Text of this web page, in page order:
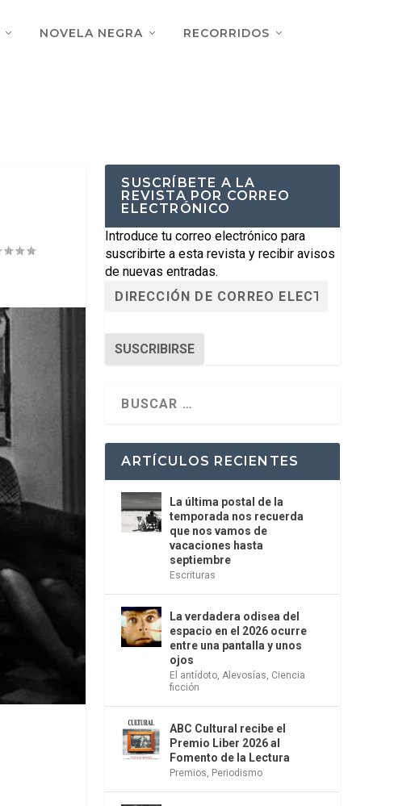
NOVELA NEGRA RECORRIDOS
SUSCRÍBETE A LA
REVISTA POR CORREO
ELECTRÓNICO
Introduce tu correo electrónico para
suscribirte a esta revista y recibir avisos
de nuevas entradas.
SUSCRIBIRSE
ARTÍCULOS RECIENTES
La última postal de la
temporada nos recuerda
que nos vamos de
vacaciones hasta
septiembre
Escrituras
La verdadera odisea del
espacio en el 2026 ocurre
entre una pantalla y unos
ojos
El antídoto Alevosías Ciencia
ficción
ABC Cultural recibe el
Premio Liber 2026 al
Fomento de la Lectura
Premios Periodismo